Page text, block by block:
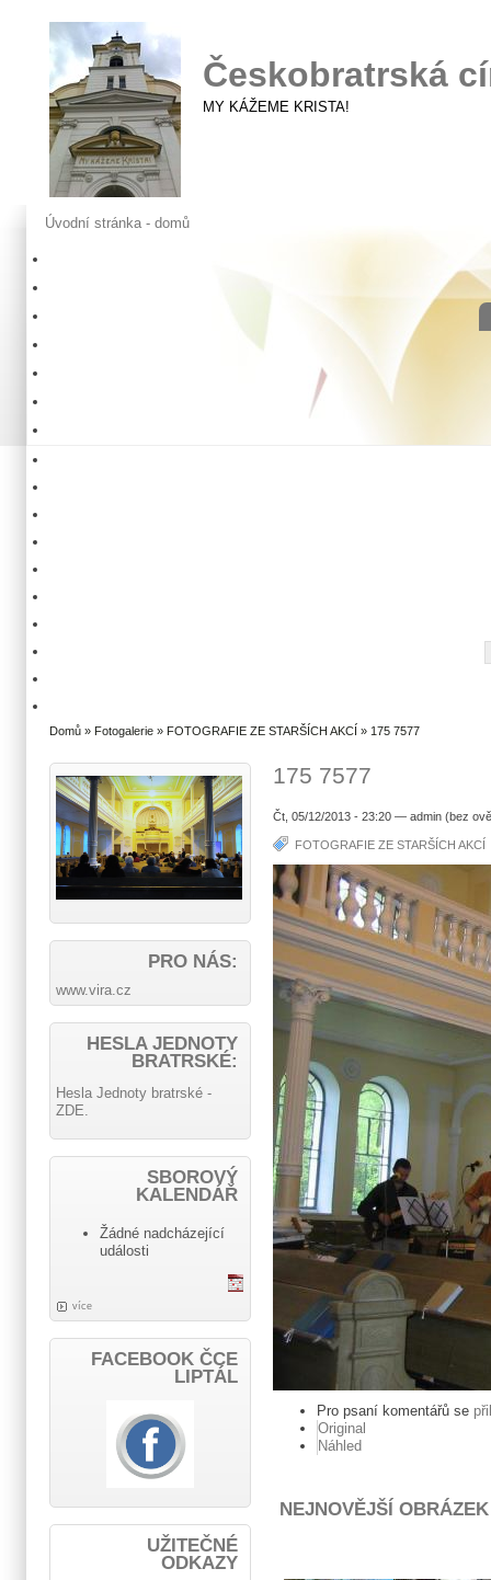
Českobratrská
MY KÁŽEME KRISTA!
Úvodní stránka - domů
Domů » Fotogalerie » FOTOGRAFIE ZE STARŠÍCH AKCÍ » 175 7577
175 7577
Čt, 05/12/2013 - 23:20 — admin (bez
FOTOGRAFIE ZE STARŠÍCH AKCÍ
Pro psaní komentářů se
Original
Náhled
NEJNOVĚJŠÍ OBRÁZEK
PRO NÁS:
www.vira.cz
HESLA JEDNOTY
BRATRSKÉ:
Hesla Jednoty bratrské -
ZDE.
SBOROVÝ
KALENDÁŘ
Žádné nadcházející
události
více
FACEBOOK ČCE
LIPTÁL
UŽITEČNÉ
ODKAZY